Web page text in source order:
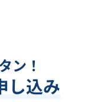
ン！
し込み